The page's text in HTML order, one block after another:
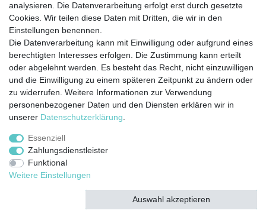
Widerrufs­recht Impressum
Daten­schutz­
erklärung
AGB Kontakt
Zahlung &
Versand
© Copyright 2020 Rocket Trading GmbH. Alle Rechte vorbehalten.
analysieren. Die Datenverarbeitung erfolgt erst durch gesetzte
Cookies. Wir teilen diese Daten mit Dritten, die wir in den
Einstellungen benennen.
Die Datenverarbeitung kann mit Einwilligung oder aufgrund eines
berechtigten Interesses erfolgen. Die Zustimmung kann erteilt
oder abgelehnt werden. Es besteht das Recht, nicht einzuwilligen
und die Einwilligung zu einem späteren Zeitpunkt zu ändern oder
zu widerrufen. Weitere Informationen zur Verwendung
personenbezogener Daten und den Diensten erklären wir in
unserer Daten­schutz­erklärung
Essenziell
Zahlungsdienstleister
Funktional
Weitere Einstellungen
Alle akzeptieren
Alle ablehnen
Auswahl akzeptieren